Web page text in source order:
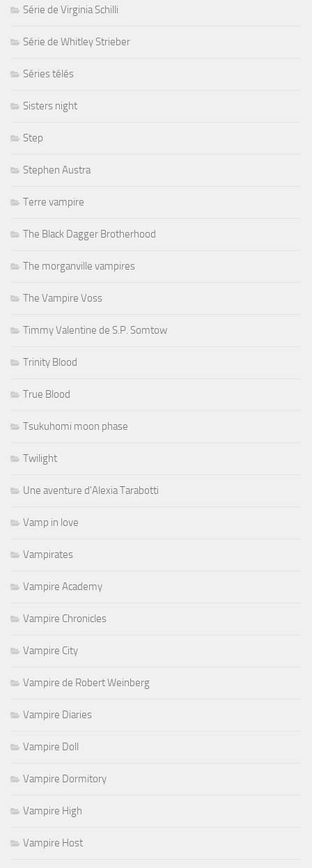
Série de Virginia Schilli
Série de Whitley Strieber
Séries télés
Sisters night
Step
Stephen Austra
Terre vampire
The Black Dagger Brotherhood
The morganville vampires
The Vampire Voss
Timmy Valentine de S.P. Somtow
Trinity Blood
True Blood
Tsukuhomi moon phase
Twilight
Une aventure d'Alexia Tarabotti
Vamp in love
Vampirates
Vampire Academy
Vampire Chronicles
Vampire City
Vampire de Robert Weinberg
Vampire Diaries
Vampire Doll
Vampire Dormitory
Vampire High
Vampire Host